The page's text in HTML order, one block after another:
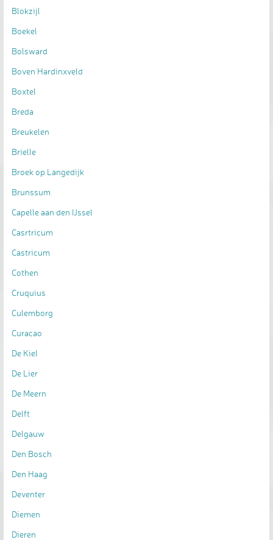
Blokzijl
Boekel
Bolsward
Boven Hardinxveld
Boxtel
Breda
Breukelen
Brielle
Broek op Langedijk
Brunssum
Capelle aan den IJssel
Casrtricum
Castricum
Cothen
Cruquius
Culemborg
Curacao
De Kiel
De Lier
De Meern
Delft
Delgauw
Den Bosch
Den Haag
Deventer
Diemen
Dieren